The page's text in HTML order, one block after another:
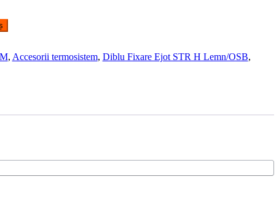
, Accesorii termosistem, Diblu Fixare Ejot STR H Lemn/OSB,